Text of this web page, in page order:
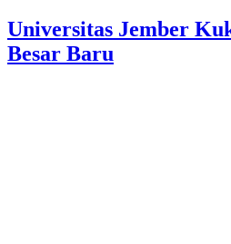
Universitas Jember
Besar Baru